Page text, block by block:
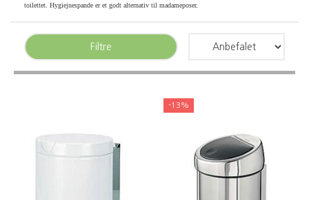
toilettet. Hygiejnespande er et godt alternativ til madameposer.
Filtre
-13%